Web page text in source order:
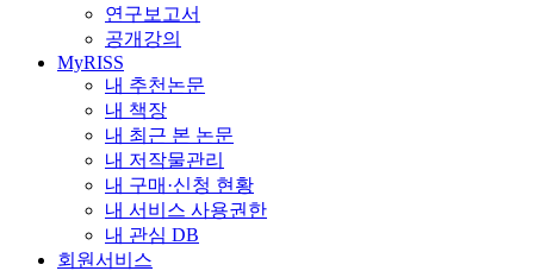
연구보고서
공개강의
MyRISS
내 추천논문
내 책장
내 최근 본 논문
내 저작물관리
내 구매·신청 현황
내 서비스 사용권한
내 관심 DB
회원서비스